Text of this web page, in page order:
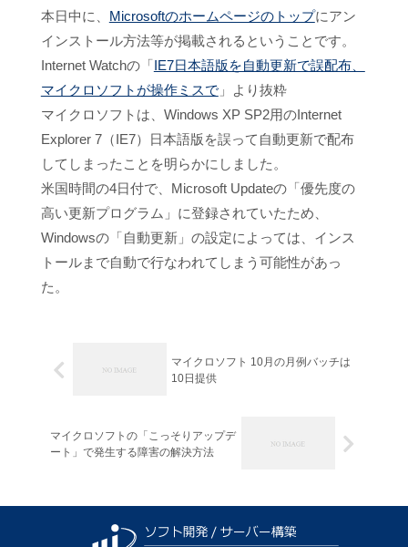
本日中に、 Microsoftのホームページのトップにアン
インストール方法等が掲載されるということです。
Internet Watchの「IE7日本語版を自動更新で誤配布、
マイクロソフトが操作ミスで」より抜粋
マイクロソフトは、Windows XP SP2用のInternet
Explorer 7（IE7）日本語版を誤って自動更新で配布
してしまったことを明らかにしました。
米国時間の4日付で、Microsoft Updateの「優先度の
高い更新プログラム」に登録されていたため、
Windowsの「自動更新」の設定によっては、インス
トールまで自動で行なわれてしまう可能性があっ
た。
マイクロソフト 10月の月例バッチは
10日提供
マイクロソフトの「こっそりアップデ
ート」で発生する障害の解決方法